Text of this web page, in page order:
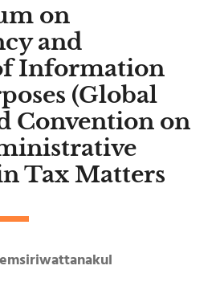
on
and
Information
(Global
Convention on
Tax Matters